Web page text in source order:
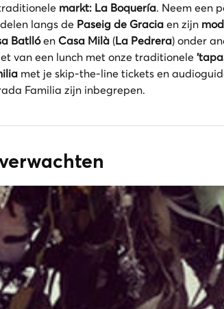
markt: La Boquería. Neem een
langs de Paseig de Gracia en zijn
Batllóen Casa Milà (La Pedrera) onder
van een lunch met onze traditionele
met je skip-the-line tickets en
Familia zijn inbegrepen.